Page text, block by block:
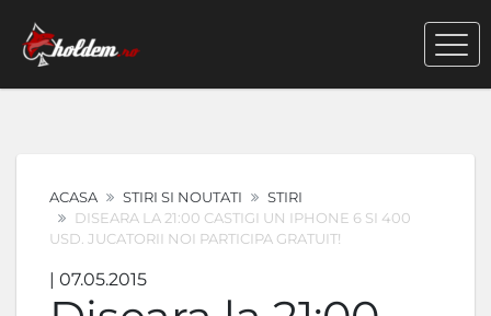
ACASA STIRI SI NOUTATI
STIRI
DISEARA LA 21:00 CASTIGI UN IPHONE 6 SI 400
USD. JUCATORII NOI PARTICIPA GRATUIT!
| 07.05.2015